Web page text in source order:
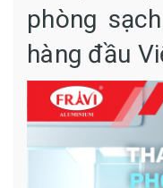
phòng
hàng đầu